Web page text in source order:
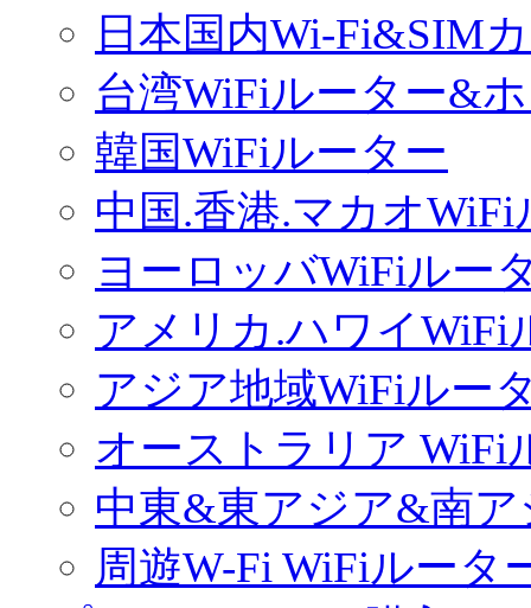
日本国内Wi-Fi&SIM
台湾WiFiルーター&
韓国WiFiルーター
中国.香港.マカオWiFi
ヨーロッバWiFiルー
アメリカ.ハワイWiFi
アジア地域WiFiルー
オーストラリア WiFi
中東&東アジア&南
周遊W-Fi WiFiルータ